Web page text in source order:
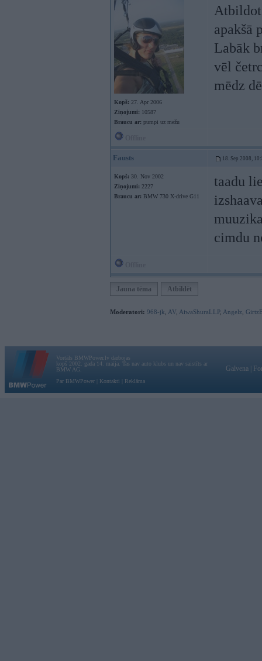
Kopš: 27. Apr 2006
Ziņojumi: 10587
Braucu ar: pumpi uz mežu
apakšā
Labāk
vēl
mēdz
Fausts 18. Sep 2008,
Kopš: 30. Nov 2002
Ziņojumi: 2227
Braucu ar: BMW 730 X-drive G11
taadu
cimdu
Jauna tēma Atbildēt
Moderatori: 968-jk AV AiwaShuraLLP, Angelz
Vortāls BMWPower.lv darbojas
kopš 2002. gada 14. maija. Tas nav auto klubs un nav saistīts ar
BMW AG.
Par BMWPower
Kontakti Reklāma
Galvena